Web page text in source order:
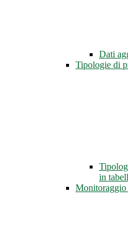
Dati
Tipologie di
in
Monitoraggio